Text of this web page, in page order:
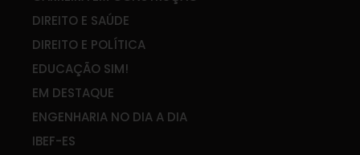
DIREITO E SAÚDE
DIREITO E POLÍTICA
EDUCAÇÃO SIM!
EM DESTAQUE
ENGENHARIA NO DIA A DIA
IBEF-ES